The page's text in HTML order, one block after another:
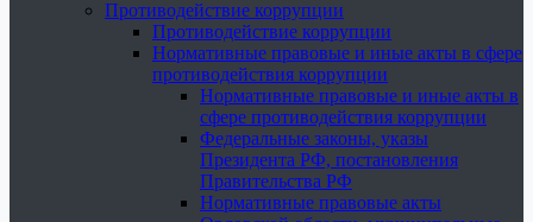
Противодействие коррупции
Противодействие коррупции
Нормативные правовые и иные акты в сфере
противодействия коррупции
Нормативные правовые и иные акты в
сфере противодействия коррупции
Федеральные законы, указы
Президента РФ, постановления
Правительства РФ
Нормативные правовые акты